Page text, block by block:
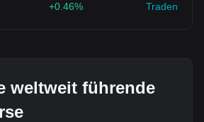
+0.46% Traden
weltweit führende